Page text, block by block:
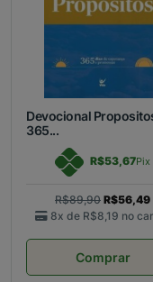
Devocional
365...
R$53,67Pix
R$89,90 R$56,49
8x de R$8,19 no
Comprar